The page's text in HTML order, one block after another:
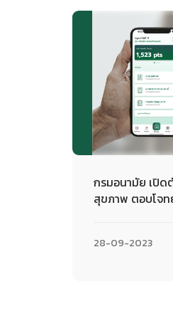
กรมอนามัย เปิด
สุขภาพ ตอบโจ
28-09-2023